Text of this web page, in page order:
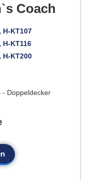
Coach
H-KT107
H-KT116
H-KT200